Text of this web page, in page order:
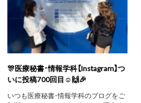
🎊医療秘書・情報学科【Instagram】つ
いに投稿700回目☺️🙌🎉
いつも医療秘書・情報学科のブログをご